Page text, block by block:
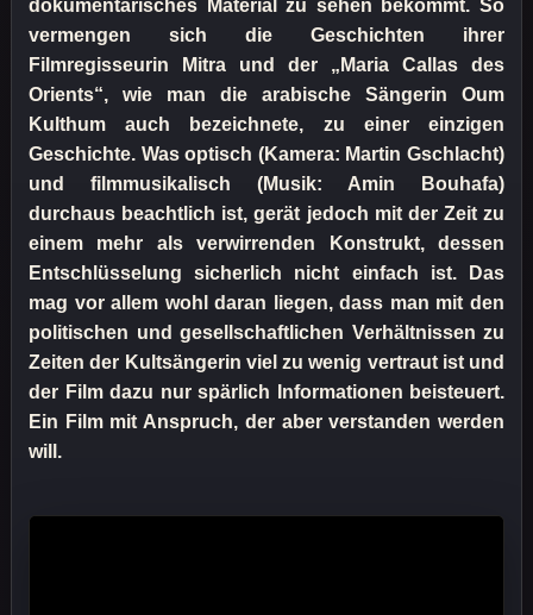
dokumentarisches Material zu sehen bekommt. So
vermengen sich die Geschichten ihrer
Filmregisseurin Mitra und der „Maria Callas des
Orients“, wie man die arabische Sängerin Oum
Kulthum auch bezeichnete, zu einer einzigen
Geschichte. Was optisch (Kamera: Martin Gschlacht)
und filmmusikalisch (Musik: Amin Bouhafa)
durchaus beachtlich ist, gerät jedoch mit der Zeit zu
einem mehr als verwirrenden Konstrukt, dessen
Entschlüsselung sicherlich nicht einfach ist. Das
mag vor allem wohl daran liegen, dass man mit den
politischen und gesellschaftlichen Verhältnissen zu
Zeiten der Kultsängerin viel zu wenig vertraut ist und
der Film dazu nur spärlich Informationen beisteuert.
Ein Film mit Anspruch, der aber verstanden werden
will.